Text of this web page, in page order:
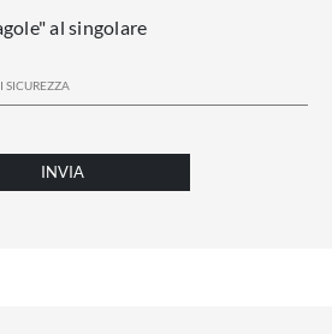
al singolare
INVIA